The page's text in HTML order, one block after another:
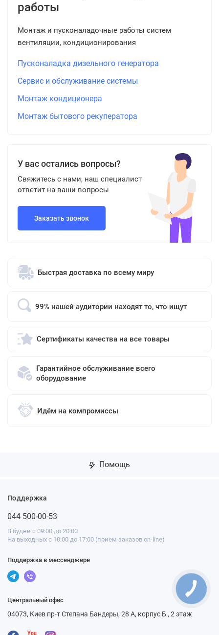
работы
Монтаж и пусконаладочные работы систем
вентиляции, кондиционирования
Пусконаладка дизельного генератора
Сервис и обслуживание системы
Монтаж кондиционера
Монтаж бытового рекуператора
У вас остались вопросы?
Свяжитесь с нами, наш специалист
ответит на ваши вопросы
Заказать звонок
Быстрая доставка по всему миру
99% нашей аудитории находят то, что ищут
Сертификаты качества на все товары
Гарантийное обслуживание всего
оборудование
Идём на компромиссы
Помощь
Поддержка
044 500-00-53
В будни с 09:00 до 20:00
На выходных с 10:00 до 17:00 (прием заказов on-line)
Поддержка в мессенджере
Центральный офис
04073, Киев пр-т Степана Бандеры, 28 А, корпус Б , 2 этаж